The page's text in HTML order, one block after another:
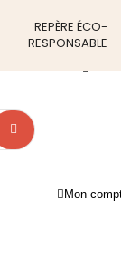
REPÈRE ÉCO-
RESPONSABLE
Mon
1 octobre 202427
naturels et bio